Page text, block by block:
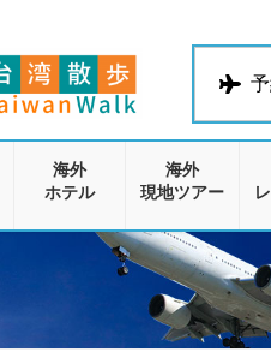
海外
ホテル
海外
現地ツアー